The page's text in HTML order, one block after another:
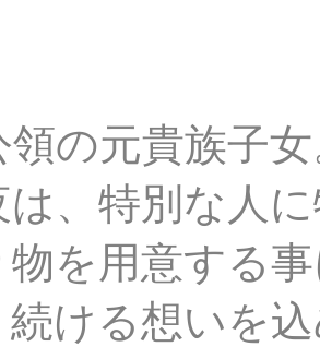
領の元貴族子
、特別な人
物を用意する
続ける想いを